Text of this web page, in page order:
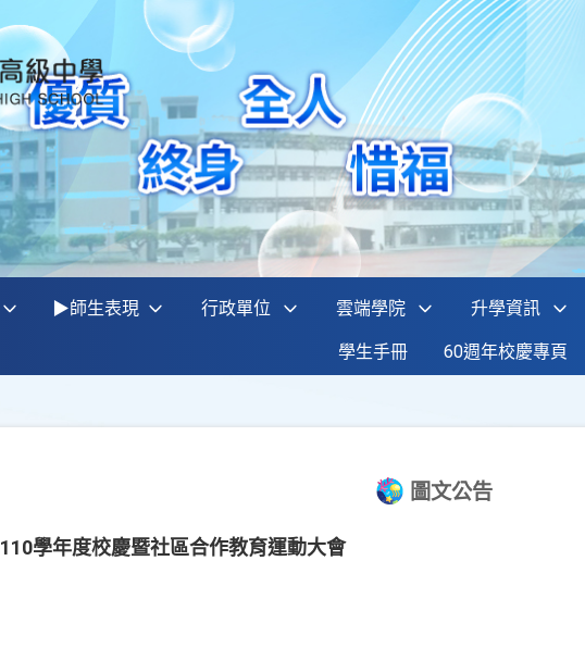
▶師生表現 行政單位 雲端學院 升學資訊
學生手冊 60週年校慶專頁
圖文公告
110學年度校慶暨社區合作教育運動大會